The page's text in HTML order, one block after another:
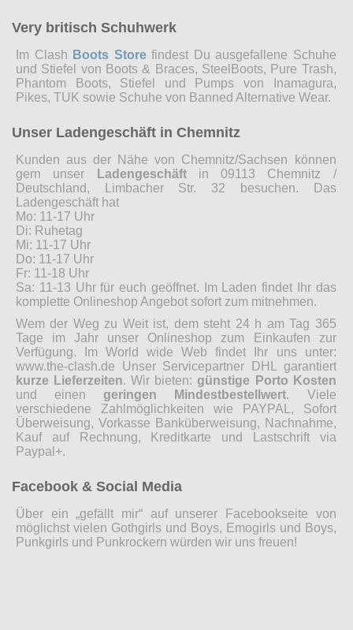
Very britisch Schuhwerk
Im Clash Boots Storefindest Du ausgefallene Schuhe
und Stiefel von Boots & Braces, SteelBoots, Pure Trash,
Phantom Boots, Stiefel und Pumps von Inamagura,
Pikes, TUK sowie Schuhe von Banned Alternative Wear.
Unser Ladengeschäft in Chemnitz
Kunden aus der Nähe von Chemnitz/Sachsen können
gern unser
Ladengeschäftin 09113 Chemnitz /
Deutschland, Limbacher Str. 32 besuchen. Das
Ladengeschäft hat
Mo: 11-17 Uhr
Di: Ruhetag
Mi: 11-17 Uhr
Do: 11-17 Uhr
Fr: 11-18 Uhr
Sa: 11-13 Uhr für euch geöffnet. Im Laden findet Ihr das
komplette Onlineshop Angebot sofort zum mitnehmen.
Wem der Weg zu Weit ist, dem steht 24 h am Tag 365
Tage im Jahr unser Onlineshop zum Einkaufen zur
Verfügung. Im World wide Web findet Ihr uns unter:
www.the-clash.de Unser Servicepartner DHL garantiert
kurze Lieferzeiten. Wir bieten:günstige Porto Kosten
und einengeringen Mindestbestellwert. Viele
verschiedene Zahlmöglichkeiten wie PAYPAL, Sofort
Überweisung, Vorkasse Banküberweisung, Nachnahme,
Kauf auf Rechnung, Kreditkarte und Lastschrift via
Paypal+.
Facebook & Social Media
Über ein „gefällt mir“ auf unserer Facebookseite von
möglichst vielen Gothgirls und Boys, Emogirls und Boys,
Punkgirls und Punkrockern würden wir uns freuen!